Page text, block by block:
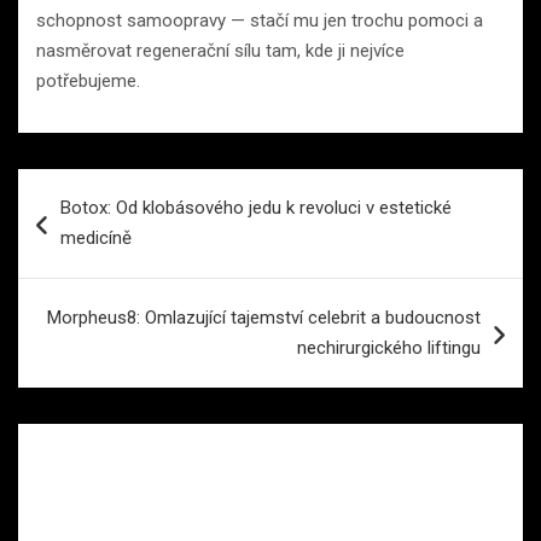
schopnost samoopravy — stačí mu jen trochu pomoci a
nasměrovat regenerační sílu tam, kde ji nejvíce
potřebujeme.
proBotox: Od klobásového jedu k revoluci v estetické
medicíně
Morpheus8: Omlazující tajemství celebrit a budoucnost
nechirurgického liftingu